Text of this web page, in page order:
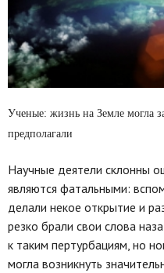
Ученые: жизнь на Земле могла
предполагали
Научные деятели склонны
являются фатальными:
делали некое открытие и
резко брали свои слова
к таким пертурбациям, но
могла возникнуть